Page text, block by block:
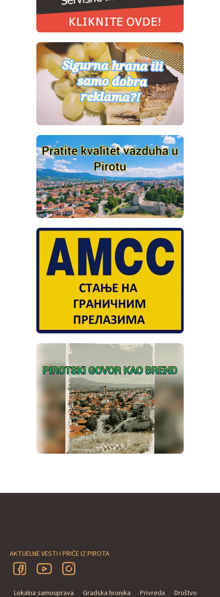
AKTUELNE VESTI I PRIČE IZ PIROTA
Lokalna samouprava Gradska hronika Privreda Društvo